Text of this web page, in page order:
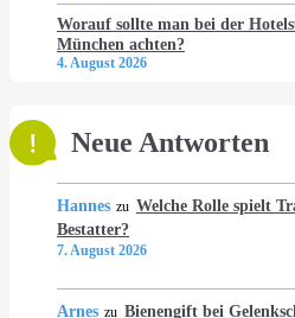
Worauf sollte man bei der
München achten?
4. August 2026
Neue Antworten
Hannes zu Welche Rolle spielt
Bestatter?
7. August 2026
Arnes zu Bienengift bei